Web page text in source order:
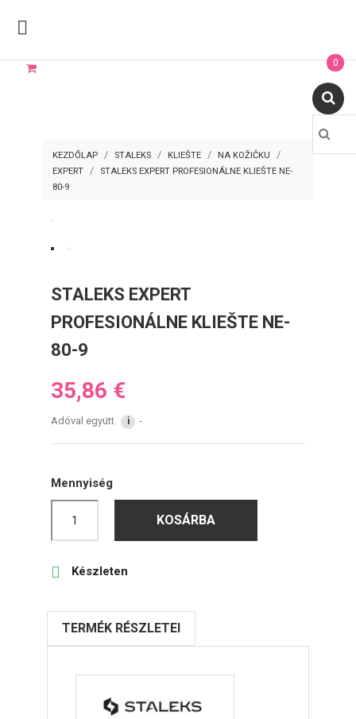

0
KEZDŐLAP STALEKS KLIEŠTE
NA KOŽIČKU
EXPERT
STALEKS EXPERT PROFESIONÁLNE KLIEŠTE NE-
80-9
STALEKS EXPERT
PROFESIONÁLNE KLIEŠTE NE-
80-9
35,86 €
Adóval együtt i
Mennyiség
KOSÁRBA
 Készleten
TERMÉK RÉSZLETEI